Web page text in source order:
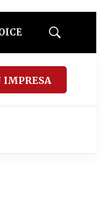
Mostrar
IMPRESA